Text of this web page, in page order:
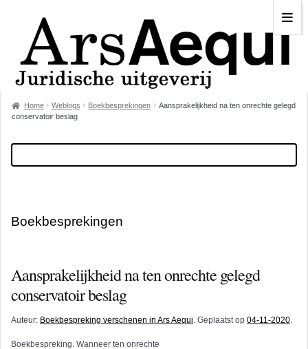
Home Weblogs Boekbesprekingen
Aansprakelijkheid na ten onrechte gelegd
conservatoir beslag
Boekbesprekingen
Aansprakelijkheid na ten onrechte gelegd
conservatoir beslag
Auteur: Boekbespreking verschenen in Ars Aequi. Geplaatst op 04-11-2020.
Boekbespreking. Wanneer ten onrechte